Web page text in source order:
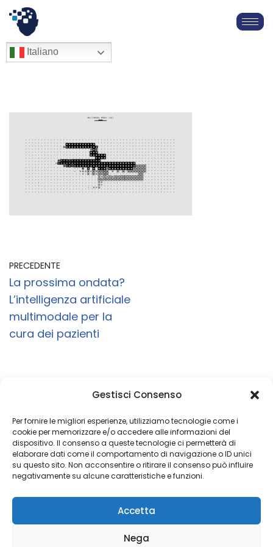
Gestisci Consenso
Per fornire le migliori esperienze, utilizziamo tecnologie come i
cookie per memorizzare e/o accedere alle informazioni del
dispositivo. Il consenso a queste tecnologie ci permetterà di
elaborare dati come il comportamento di navigazione o ID unici
su questo sito. Non acconsentire o ritirare il consenso può influire
negativamente su alcune caratteristiche e funzioni.
Accetta
Nega
Vai
al
简体中文
English
Français
Italiano
PRECEDENTE
La prossima ondata?
L’intelligenza artificiale
multimodale per la
cura dei pazienti
Copyright 2026 © Coded with ♥ by Massimiliano Vurro
Fondatore di Seetalabs®